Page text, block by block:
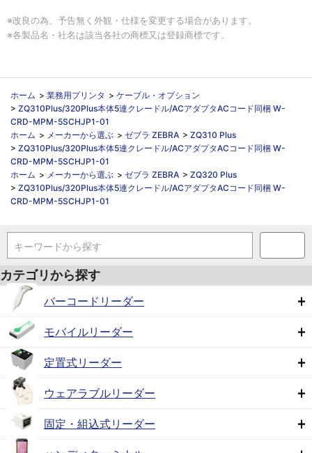
※改良の為、予告無く外観・仕様を変更する場合があります。
※各製品名・社名は該当各社の商標又は登録商標です。
ホーム > 業務用プリンタ > ケーブル・オプション
> ZQ310Plus/320Plus本体5連クレードル/ACアダプタACコード同梱 W-
CRD-MPM-5SCHJP1-01
ホーム > メーカーから選ぶ > ゼブラ ZEBRA > ZQ310 Plus
> ZQ310Plus/320Plus本体5連クレードル/ACアダプタACコード同梱 W-
CRD-MPM-5SCHJP1-01
ホーム > メーカーから選ぶ > ゼブラ ZEBRA > ZQ320 Plus
> ZQ310Plus/320Plus本体5連クレードル/ACアダプタACコード同梱 W-
CRD-MPM-5SCHJP1-01
キーワードから探す
カテゴリから探す
バーコードリーダー
モバイルリーダー
定置式リーダー
ウェアラブルリーダー
固定・組込式リーダー